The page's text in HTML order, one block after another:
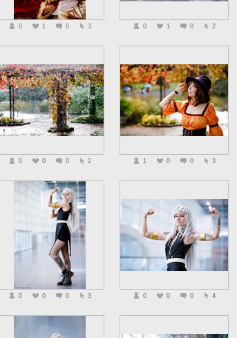
0 1 0 3 0 1 0 2
0 0 0 2 1 0 0 3
0 0 0 3 0 0 0 4